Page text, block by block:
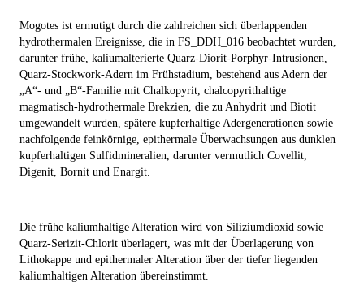
Mogotes ist ermutigt durch die zahlreichen sich überlappenden
hydrothermalen Ereignisse, die in FS_DDH_016 beobachtet wurden,
darunter frühe, kaliumalterierte Quarz-Diorit-Porphyr-Intrusionen,
Quarz-Stockwork-Adern im Frühstadium, bestehend aus Adern der
„A“- und „B“-Familie mit Chalkopyrit, chalcopyrithaltige
magmatisch-hydrothermale Brekzien, die zu Anhydrit und Biotit
umgewandelt wurden, spätere kupferhaltige Adergenerationen sowie
nachfolgende feinkörnige, epithermale Überwachsungen aus dunklen
kupferhaltigen Sulfidmineralien, darunter vermutlich Covellit,
Digenit, Bornit und Enargit.
Die frühe kaliumhaltige Alteration wird von Siliziumdioxid sowie
Quarz-Serizit-Chlorit überlagert, was mit der Überlagerung von
Lithokappe und epithermaler Alteration über der tiefer liegenden
kaliumhaltigen Alteration übereinstimmt.